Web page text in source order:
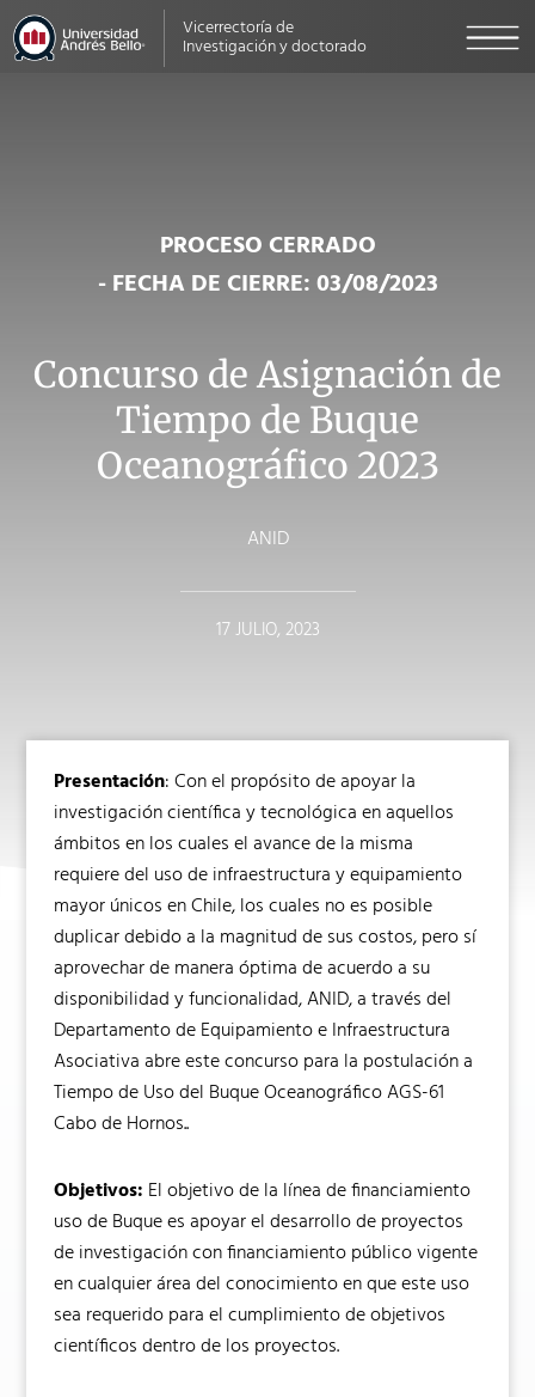
Vicerrectoría de
Investigación y doctorado
PROCESO CERRADO
- FECHA DE CIERRE: 03/08/2023
Concurso de Asignación de
Tiempo de Buque
Oceanográfico 2023
ANID
17 JULIO, 2023
Presentación: Con el propósito de apoyar la
investigación científica y tecnológica en aquellos
ámbitos en los cuales el avance de la misma
requiere del uso de infraestructura y equipamiento
mayor únicos en Chile, los cuales no es posible
duplicar debido a la magnitud de sus costos, pero sí
aprovechar de manera óptima de acuerdo a su
disponibilidad y funcionalidad, ANID, a través del
Departamento de Equipamiento e Infraestructura
Asociativa abre este concurso para la postulación a
Tiempo de Uso del Buque Oceanográfico AGS-61
Cabo de Hornos..
Objetivos: El objetivo de la línea de financiamiento
uso de Buque es apoyar el desarrollo de proyectos
de investigación con financiamiento público vigente
en cualquier área del conocimiento en que este uso
sea requerido para el cumplimiento de objetivos
científicos dentro de los proyectos.